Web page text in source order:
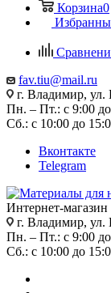
Корзина0
fav.tiu@mail.ru
г. Владимир,
Пн. – Пт.: с 9:00
Сб.: с 10:00 до
Вконтакте
Telegram
Интернет-
г. Владимир,
Пн. – Пт.: с 9:00
Сб.: с 10:00 до